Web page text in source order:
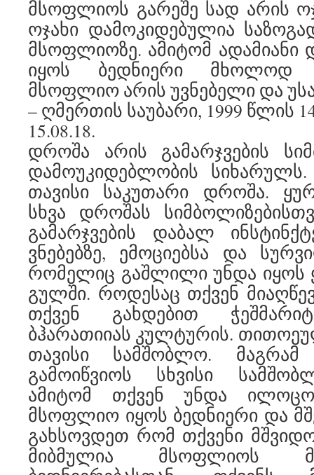
მსოფლიოს გარეშე სად არის
ოჯახი დამოკიდებულია
მსოფლიოზე. ამიტომ ადამიანი
იყოს ბედნიერი მხოლოდ
მსოფლიო არის უვნებელი და
– ღმერთის საუბარი, 1999 წლის
15.08.18.
დროშა არის გამარჯვების
დამოუკიდებლობის
თავისი საკუთარი დროშა.
სხვა დროშას
გამარჯვების დაბალ
ვნებებზე, ემოციებსა და
რომელიც გაშლილი უნდა იყოს
გულში. როდესაც თქვენ
თქვენ გახდებით
ბჰარათიიას კულტურის.
თავისი სამშობლო.
გამოიწვიოს სხვისი
ამიტომ თქვენ უნდა
მსოფლიო იყოს ბედნიერი და
გახსოვდეთ რომ თქვენი
მიბმულია მსოფლიოს